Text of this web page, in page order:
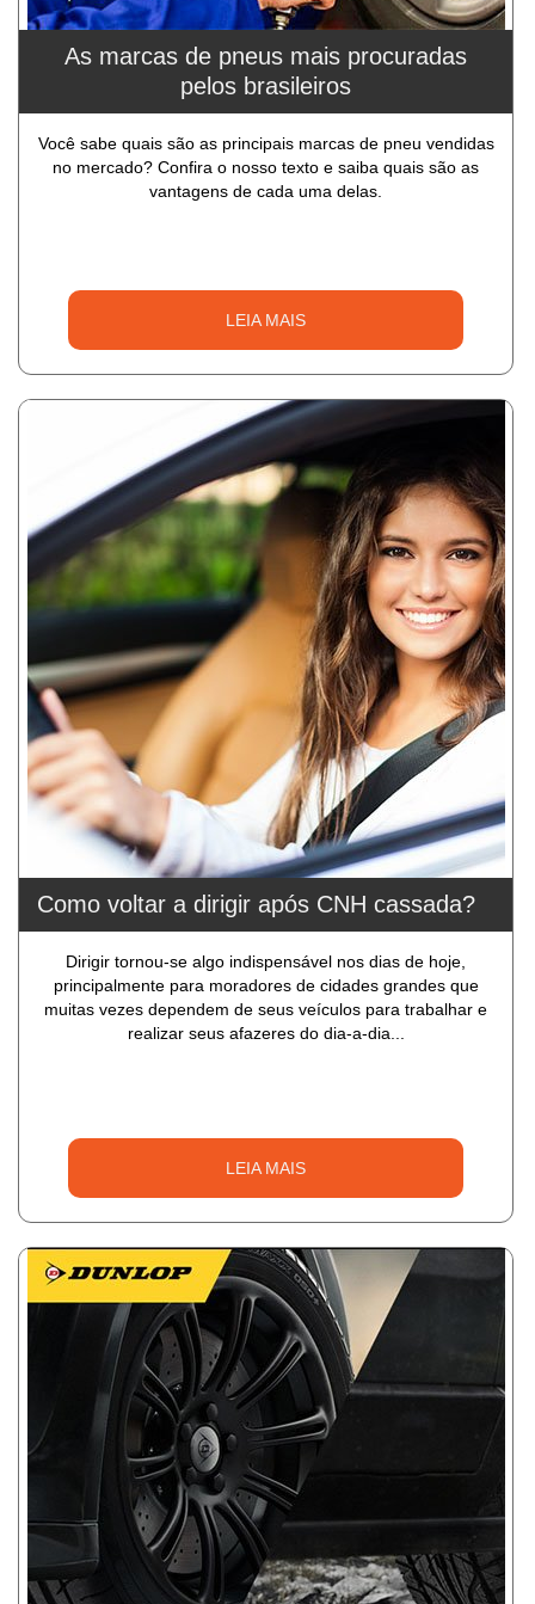
As marcas de pneus mais procuradas
pelos brasileiros
Você sabe quais são as principais marcas de pneu vendidas
no mercado? Confira o nosso texto e saiba quais são as
vantagens de cada uma delas.
LEIA MAIS
Como voltar a dirigir após CNH cassada?
Dirigir tornou-se algo indispensável nos dias de hoje,
principalmente para moradores de cidades grandes que
muitas vezes dependem de seus veículos para trabalhar e
realizar seus afazeres do dia-a-dia...
LEIA MAIS